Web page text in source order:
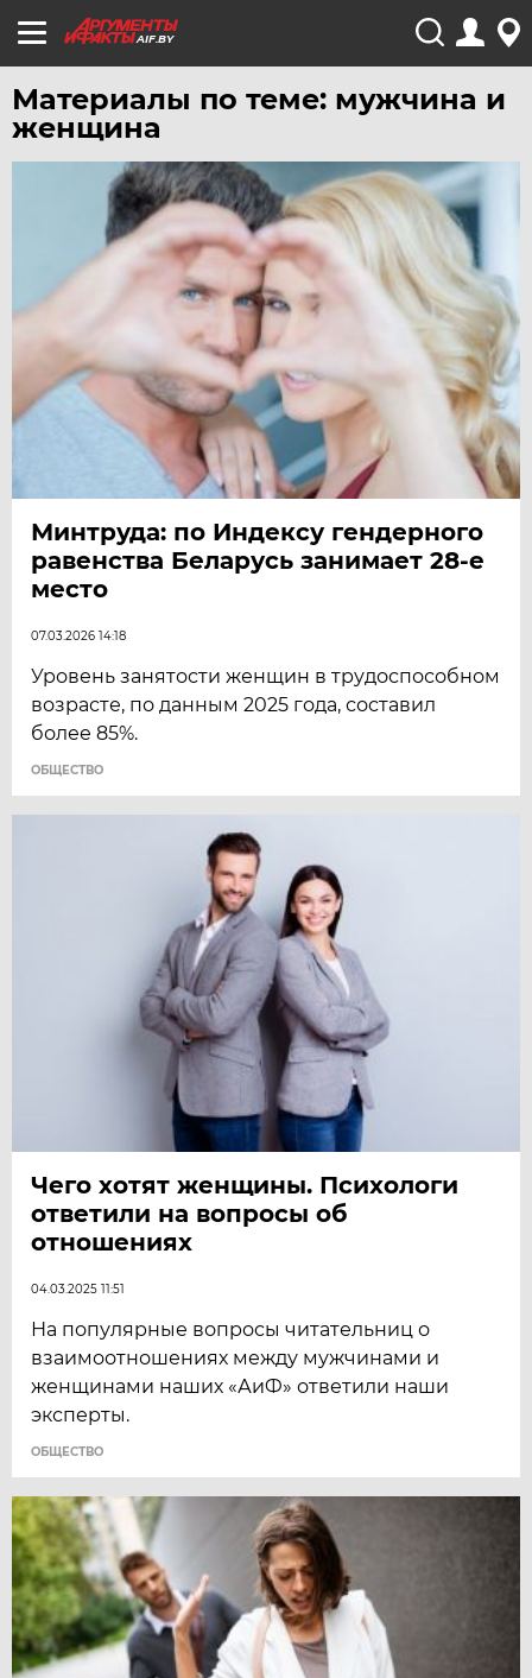
AIF.BY
Материалы по теме: мужчина и
женщина
Минтруда: по Индексу гендерного
равенства Беларусь занимает 28-е
место
07.03.2026 14:18
Уровень занятости женщин в трудоспособном
возрасте, по данным 2025 года, составил
более 85%.
ОБЩЕСТВО
Чего хотят женщины. Психологи
ответили на вопросы об
отношениях
04.03.2025 11:51
На популярные вопросы читательниц о
взаимоотношениях между мужчинами и
женщинами наших «АиФ» ответили наши
эксперты.
ОБЩЕСТВО